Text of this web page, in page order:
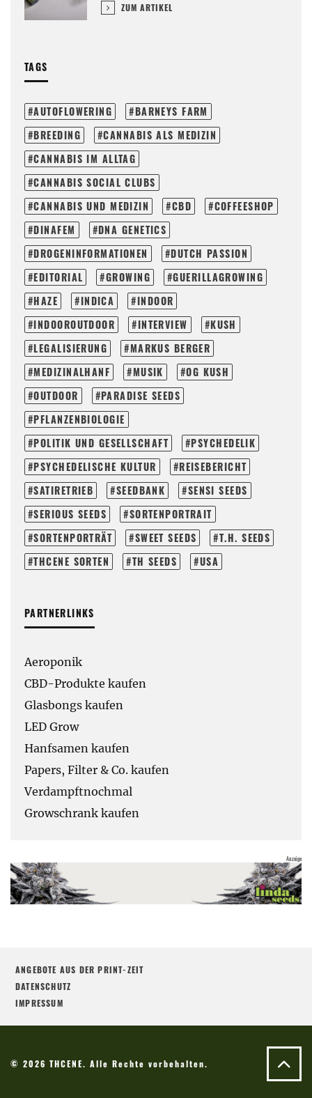
ZUM ARTIKEL
TAGS
AUTOFLOWERING
BARNEYS FARM
BREEDING
CANNABIS ALS MEDIZIN
CANNABIS IM ALLTAG
CANNABIS SOCIAL CLUBS
CANNABIS UND MEDIZIN
CBD
COFFEESHOP
DINAFEM
DNA GENETICS
DROGENINFORMATIONEN
DUTCH PASSION
EDITORIAL
GROWING
GUERILLAGROWING
HAZE
INDICA
INDOOR
INDOOROUTDOOR
INTERVIEW
KUSH
LEGALISIERUNG
MARKUS BERGER
MEDIZINALHANF
MUSIK
OG KUSH
OUTDOOR
PARADISE SEEDS
PFLANZENBIOLOGIE
POLITIK UND GESELLSCHAFT
PSYCHEDELIK
PSYCHEDELISCHE KULTUR
REISEBERICHT
SATIRETRIEB
SEEDBANK
SENSI SEEDS
SERIOUS SEEDS
SORTENPORTRAIT
SORTENPORTRÄT
SWEET SEEDS
T.H. SEEDS
THCENE SORTEN
TH SEEDS USA
PARTNERLINKS
Aeroponik
CBD-Produkte kaufen
Glasbongs kaufen
LED Grow
Hanfsamen kaufen
Papers, Filter & Co. kaufen
Verdampftnochmal
Growschrank kaufen
ANGEBOTE AUS DER PRINT-ZEIT
DATENSCHUTZ
IMPRESSUM
© 2026 THCENE. Alle Rechte vorbehalten.